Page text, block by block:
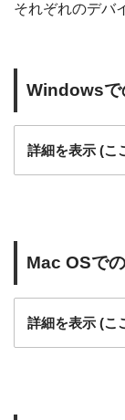
それぞれのデバ
Windowsで
詳細を表示 (こ
Mac OSで
詳細を表示 (こ